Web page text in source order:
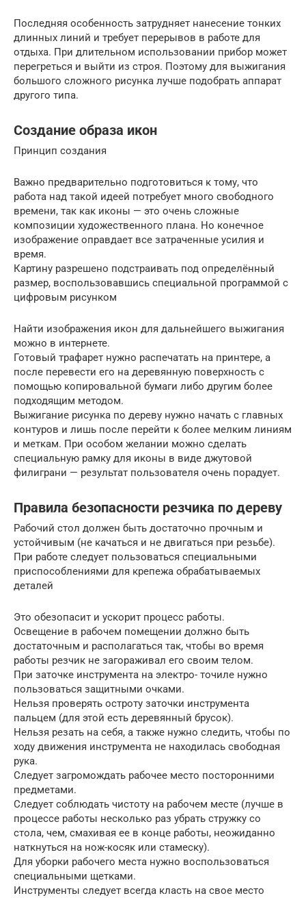
Последняя особенность затрудняет нанесение тонких
длинных линий и требует перерывов в работе для
отдыха. При длительном использовании прибор может
перегреться и выйти из строя. Поэтому для выжигания
большого сложного рисунка лучше подобрать аппарат
другого типа.
Создание образа икон
Принцип создания
Важно предварительно подготовиться к тому, что
работа над такой идеей потребует много свободного
времени, так как иконы — это очень сложные
композиции художественного плана. Но конечное
изображение оправдает все затраченные усилия и
время.
Картину разрешено подстраивать под определённый
размер, воспользовавшись специальной программой с
цифровым рисунком
Найти изображения икон для дальнейшего выжигания
можно в интернете.
Готовый трафарет нужно распечатать на принтере, а
после перевести его на деревянную поверхность с
помощью копировальной бумаги либо другим более
подходящим методом.
Выжигание рисунка по дереву нужно начать с главных
контуров и лишь после перейти к более мелким линиям
и меткам. При особом желании можно сделать
специальную рамку для иконы в виде джутовой
филиграни — результат пользователя очень порадует.
Правила безопасности резчика по дереву
Рабочий стол должен быть достаточно прочным и
устойчивым (не качаться и не двигаться при резьбе).
При работе следует пользоваться специальными
приспособлениями для крепежа обрабатываемых
деталей
Это обезопасит и ускорит процесс работы.
Освещение в рабочем помещении должно быть
достаточным и располагаться так, чтобы во время
работы резчик не загораживал его своим телом.
При заточке инструмента на электро- точиле нужно
пользоваться защитными очками.
Нельзя проверять остроту заточки инструмента
пальцем (для этой есть деревянный брусок).
Нельзя резать на себя, а также нужно следить, чтобы по
ходу движения инструмента не находилась свободная
рука.
Следует загромождать рабочее место посторонними
предметами.
Следует соблюдать чистоту на рабочем месте (лучше в
процессе работы несколько раз убрать стружку со
стола, чем, смахивая ее в конце работы, неожиданно
наткнуться на нож-косяк или стамеску).
Для уборки рабочего места нужно воспользоваться
cneциальными щетками.
Инструменты следует всегда класть на свое место